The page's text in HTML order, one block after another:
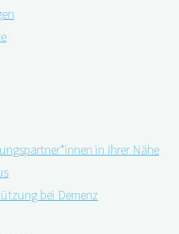
in Ihrer Nähe
bei Demenz
mit Demenz